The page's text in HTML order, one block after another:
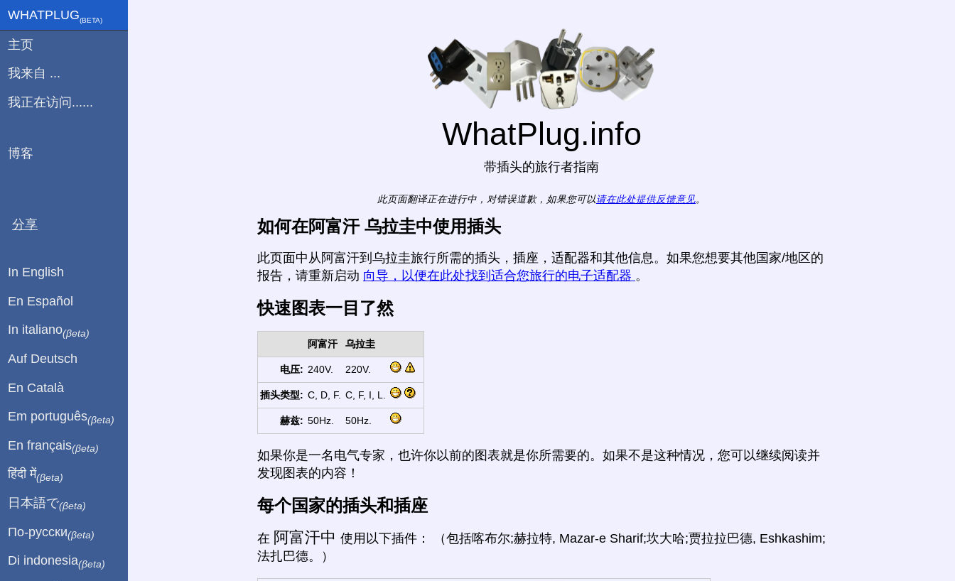
WhatPlug.info
带插头的旅行者指南
此页面翻译正在进行中，对错误道歉，如果您可以请在此处提供反馈意见。
如何在阿富汗 乌拉圭中使用插头
此页面中从阿富汗到乌拉圭旅行所需的插头，插座，适配器和其他信息。如果您想要其他国家/地区的
报告，请重新启动 向导，以便在此处找到适合您旅行的电子适配器 。
快速图表一目了然
阿富汗 乌拉圭
电压: 240V. 220V.
插头类型: C, D, F. C, F, I, L.
赫兹: 50Hz. 50Hz.
如果你是一名电气专家，也许你以前的图表就是你所需要的。如果不是这种情况，您可以继续阅读并
发现图表的内容！
每个国家的插头和插座
在 阿富汗中 使用以下插件： （包括喀布尔;赫拉特, Mazar-e Sharif;坎大哈;贾拉拉巴德, Eshkashim;
法扎巴德。）
WHATPLUG(ΒETA)
主页
我来自 ...
我正在访问......
博客
分享
In English
En Español
In italiano(βeta)
Auf Deutsch
En Català
Em português(βeta)
En français(βeta)
हिंदी में(βeta)
日本語で(βeta)
По-русски(βeta)
Di indonesia(βeta)